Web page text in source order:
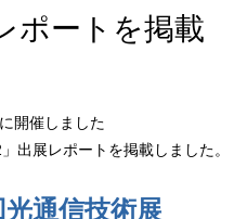
ポートを掲載
開催しました
出展レポートを掲載しました。
通信技術展